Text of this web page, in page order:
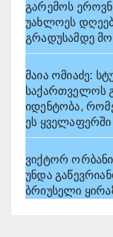
გარემოს
უახლოეს
გრადუსამდე
მაია ომიაძე:
საქართველოს
იდენტობა,
ეს ყველაფერში
ვიქტორ
უნდა
ბრიუსელი